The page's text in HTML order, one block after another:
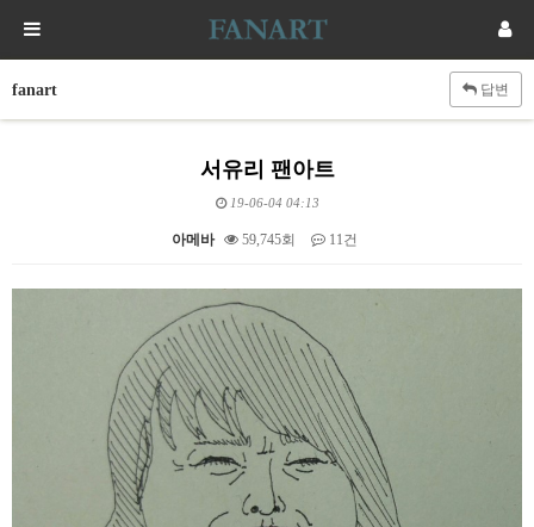
fanart 답변
서유리 팬아트
19-06-04 04:13
아메바 59,745회 11건